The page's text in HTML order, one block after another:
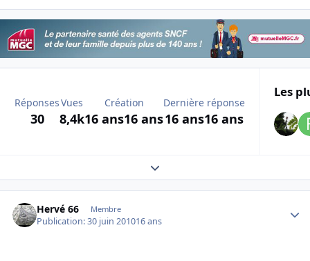
Réponses
30
Vues
8,4k
Création
16 ans16 ans
Dernière réponse
16 ans16 ans
Les
Expand topic overview
Hervé 66 Membre
Publication:30 juin 201016 ans